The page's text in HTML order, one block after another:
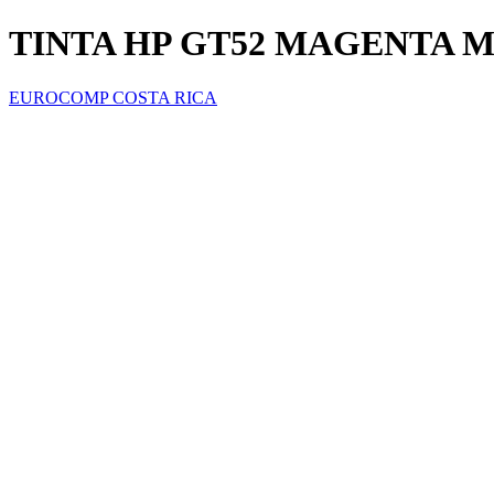
TINTA HP GT52 MAGENTA
EUROCOMP COSTA RICA